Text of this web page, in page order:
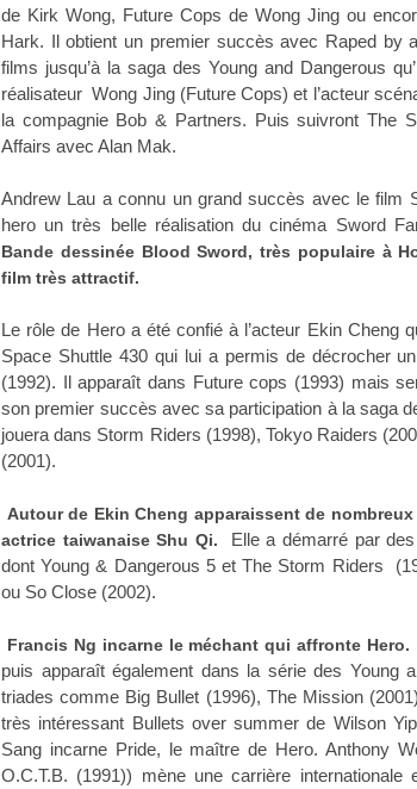
de Kirk Wong, Future Cops de Wong Jing ou
Hark. Il obtient un premier succès avec Raped by
films jusqu’à la saga des Young and Dangerous
réalisateur Wong Jing (Future Cops) et l’acteur
la compagnie Bob & Partners. Puis suivront The
Affairs avec Alan Mak.
Andrew Lau a connu un grand succès avec le film
hero un très belle réalisation du cinéma Sword
Bande dessinée Blood Sword, très populaire à
film très attractif.
Le rôle de Hero a été confié à l’acteur Ekin Cheng
Space Shuttle 430 qui lui a permis de décrocher
(1992). Il apparaît dans Future cops (1993) mais
son premier succès avec sa participation à la saga
jouera dans Storm Riders (1998), Tokyo Raiders
(2001).
Autour de Ekin Cheng apparaissent de
actrice taiwanaise Shu Qi.
Elle a démarré par
dont Young & Dangerous 5 et The Storm Riders
ou So Close (2002).
Francis Ng incarne le méchant qui affronte Hero.
puis apparaît également dans la série des Young
triades comme Big Bullet (1996), The Mission
très intéressant Bullets over summer de Wilson
Sang incarne Pride, le maître de Hero. Anthony
O.C.T.B. (1991)) mène une carrière internationale